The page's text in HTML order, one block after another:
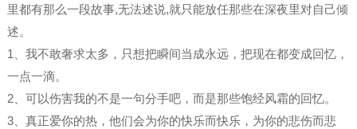
里都有那么一段故事,无法述说,就只能放任那些在深夜里对自己倾
述。
1、我不敢奢求太多，只想把瞬间当成永远，把现在都变成回忆，
一点一滴。
2、可以伤害我的不是一句分手吧，而是那些饱经风霜的回忆。
3、真正爱你的热，他们会为你的快乐而快乐，为你的悲伤而悲